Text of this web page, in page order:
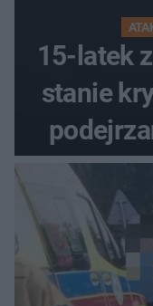
15-latek
stanie